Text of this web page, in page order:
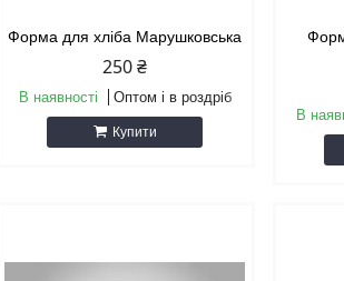
Форма для хліба Марушковська
250 ₴
В наявності Оптом і в роздріб
Купити
В